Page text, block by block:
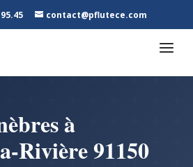
contact@pflutece.com
à
Rivière 91150